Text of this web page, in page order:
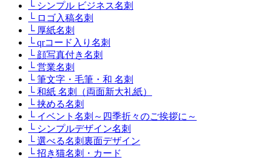
└ シンプル ビジネス名刺
└ ロゴ入稿名刺
└ 厚紙名刺
└ qrコード入り名刺
└ 顔写真付き名刺
└ 営業名刺
└ 筆文字・毛筆・和 名刺
└ 和紙 名刺（両面新大礼紙）
└ 挟める名刺
└ イベント名刺～四季折々のご挨拶に～
└ シンプルデザイン名刺
└ 選べる名刺裏面デザイン
└ 招き猫名刺・カード